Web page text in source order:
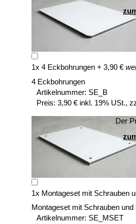
1x 4 Eckbohrungen + 3,90 €
4 Eckbohrungen
Artikelnummer: SE_B
Preis: 3,90 € inkl. 19% USt.,
Der
1x Montageset mit Schrauben
Montageset mit Schrauben und
Artikelnummer: SE_MSET